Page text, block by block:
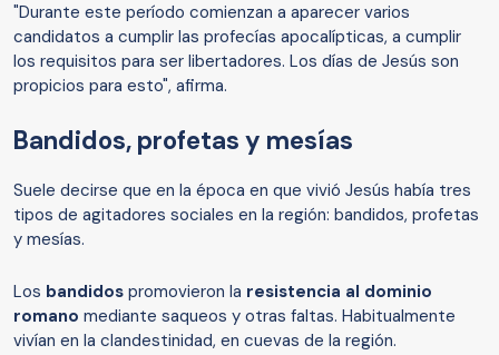
"Durante este período comienzan a aparecer varios
candidatos a cumplir las profecías apocalípticas, a cumplir
los requisitos para ser libertadores. Los días de Jesús son
propicios para esto", afirma.
Bandidos, profetas y mesías
Suele decirse que en la época en que vivió Jesús había tres
tipos de agitadores sociales en la región: bandidos, profetas
y mesías.
Los bandidos promovieron la resistencia al dominio
romano mediante saqueos y otras faltas. Habitualmente
vivían en la clandestinidad, en cuevas de la región.